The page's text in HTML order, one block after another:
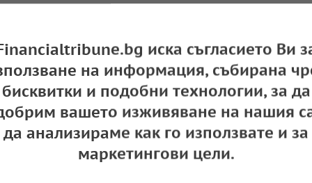
банка на Албания се подготвя за
система
иска съгласието Ви
на информация, събирана
бисквитки и подобни технологии, за да
вашето изживяване на нашия
да анализираме как го използвате и за
маркетингови цели.